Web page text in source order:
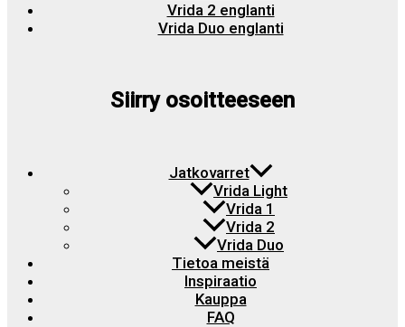
Vrida 2 englanti
Vrida Duo englanti
Siirry osoitteeseen
Jatkovarret
Vrida Light
Vrida 1
Vrida 2
Vrida Duo
Tietoa meistä
Inspiraatio
Kauppa
FAQ